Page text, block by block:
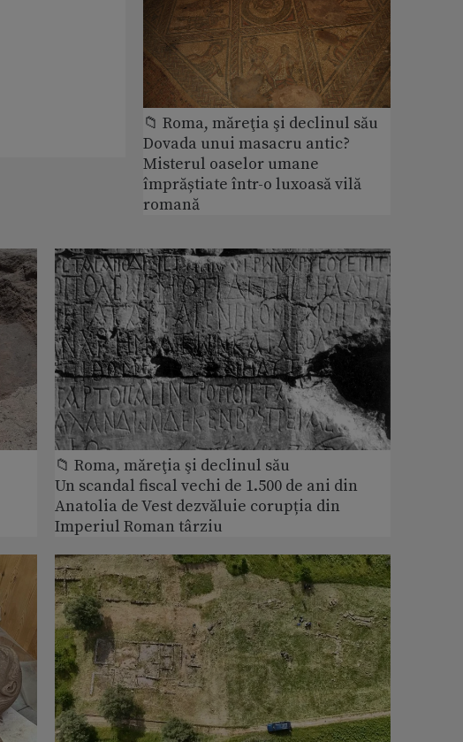
📁 Roma, măreţia şi declinul său
Dovada unui masacru antic?
Misterul oaselor umane
împrăștiate într-o luxoasă vilă
romană
📁 Roma, măreţia şi declinul său
Un scandal fiscal vechi de 1.500 de ani din
Anatolia de Vest dezvăluie corupția din
Imperiul Roman târziu